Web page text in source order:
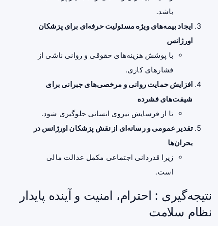
باشد.
ایجاد بیمه‌های ویژه مسئولیت حرفه‌ای برای پزشکان
اورژانس
با پوشش هزینه‌های حقوقی و روانی ناشی از
فشارهای کاری.
افزایش حمایت روانی و مرخصی‌های جبرانی برای
شیفت‌های فشرده
تا از فرسایش نیروی انسانی جلوگیری شود.
تقدیر عمومی و رسانه‌ای از نقش پزشکان اورژانس در
بحران‌ها
زیرا قدردانی اجتماعی مکمل عدالت مالی
است.
نتیجه‌گیری : احترام، امنیت و آینده پایدار
نظام سلامت